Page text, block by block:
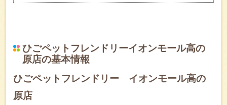
ひごペットフレンドリーイオンモール高の
原店の基本情報
ひごペットフレンドリー イオンモール高の
原店